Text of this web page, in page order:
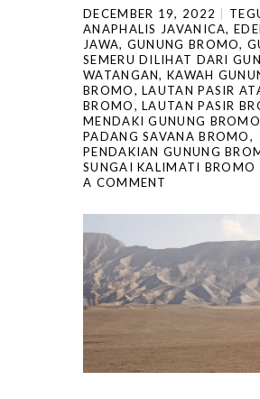
DECEMBER 19, 2022
ANAPHALIS JAVANICA,
JAWA, GUNUNG BROMO,
SEMERU DILIHAT DARI
WATANGAN,KAWAH
BROMO,LAUTAN PASIR
BROMO,LAUTAN PASIR
MENDAKI GUNUNG
PADANG SAVANA BROMO,
PENDAKIAN GUNUNG
SUNGAI KALIMATI BROMO
A COMMENT